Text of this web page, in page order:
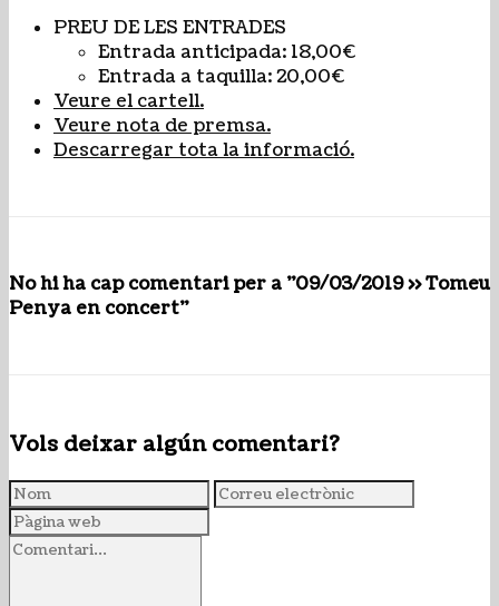
PREU DE LES ENTRADES
Entrada anticipada: 18,00€
Entrada a taquilla: 20,00€
Veure el cartell.
Veure nota de premsa.
Descarregar tota la informació.
No hi ha cap comentari per a "09/03/2019 >> Tomeu
Penya en concert"
Vols deixar algún comentari?